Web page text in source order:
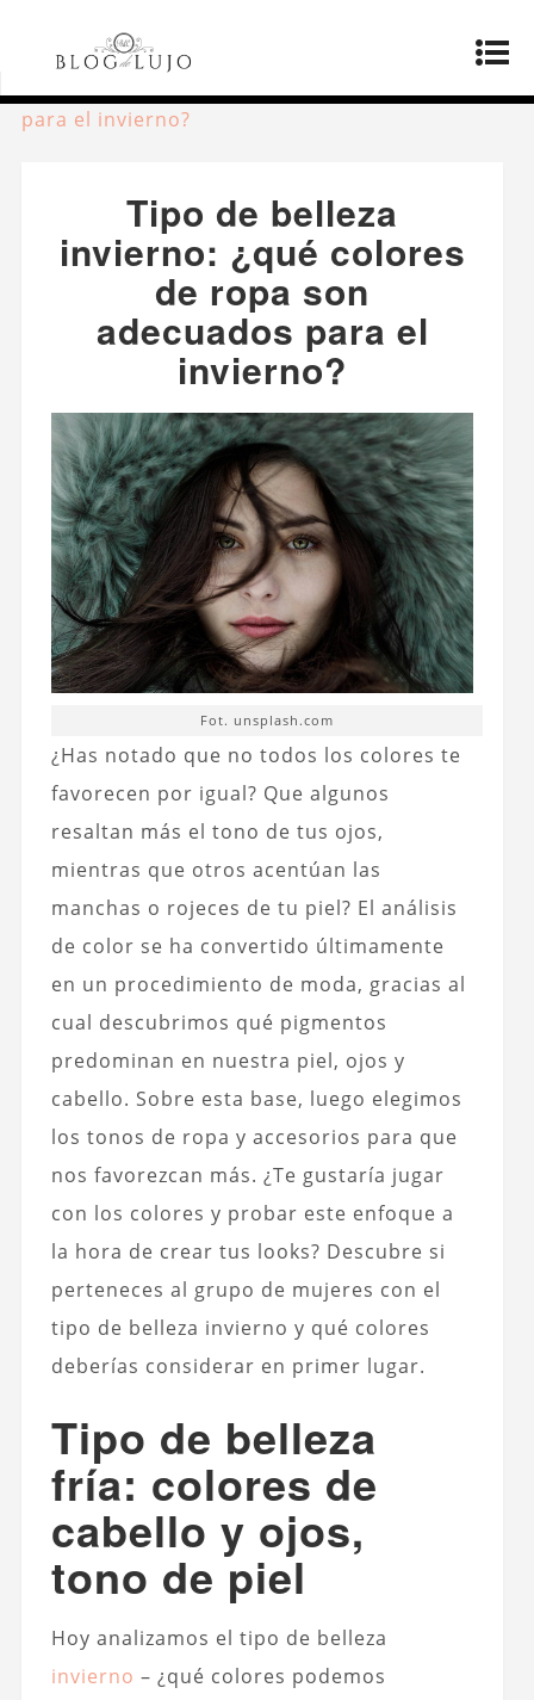
Página principal
Tipo de belleza
invierno: ¿qué colores de ropa son adecuados
para el invierno?
Tipo de belleza
invierno: ¿qué colores
de ropa son
adecuados para el
invierno?
Fot. unsplash.com
¿Has notado que no todos los colores te
favorecen por igual? Que algunos
resaltan más el tono de tus ojos,
mientras que otros acentúan las
manchas o rojeces de tu piel? El análisis
de color se ha convertido últimamente
en un procedimiento de moda, gracias al
cual descubrimos qué pigmentos
predominan en nuestra piel, ojos y
cabello. Sobre esta base, luego elegimos
los tonos de ropa y accesorios para que
nos favorezcan más. ¿Te gustaría jugar
con los colores y probar este enfoque a
la hora de crear tus looks? Descubre si
perteneces al grupo de mujeres con el
tipo de belleza invierno y qué colores
deberías considerar en primer lugar.
Tipo de belleza
fría: colores de
cabello y ojos,
tono de piel
Hoy analizamos el tipo de belleza
invierno – ¿qué colores podemos